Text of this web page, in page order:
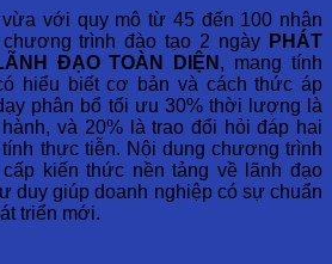
với quy mô từ 45 đến 100 nhân
trình đào tạo 2 ngày PHÁT
ĐẠO TOÀN DIỆN , mang tính
hiểu biết cơ bản và cách thức áp
phân bổ tối ưu 30% thời lượng là
và 20% là trao đổi hỏi đáp hai
thực tiễn. Nội dung chương trình
kiến thức nền tảng về lãnh đạo
duy giúp doanh nghiệp có sự chuẩn
triển mới.